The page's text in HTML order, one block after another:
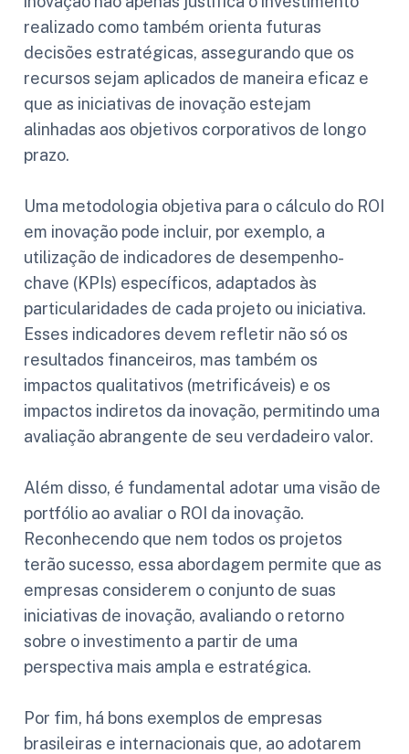
realizado como também orienta futuras
decisões estratégicas, assegurando que os
recursos sejam aplicados de maneira eficaz e
que as iniciativas de inovação estejam
alinhadas aos objetivos corporativos de longo
prazo.
Uma metodologia objetiva para o cálculo do ROI
em inovação pode incluir, por exemplo, a
utilização de indicadores de desempenho-
chave (KPIs) específicos, adaptados às
particularidades de cada projeto ou iniciativa.
Esses indicadores devem refletir não só os
resultados financeiros, mas também os
impactos qualitativos (metrificáveis) e os
impactos indiretos da inovação, permitindo uma
avaliação abrangente de seu verdadeiro valor.
Além disso, é fundamental adotar uma visão de
portfólio ao avaliar o ROI da inovação.
Reconhecendo que nem todos os projetos
terão sucesso, essa abordagem permite que as
empresas considerem o conjunto de suas
iniciativas de inovação, avaliando o retorno
sobre o investimento a partir de uma
perspectiva mais ampla e estratégica.
Por fim, há bons exemplos de empresas
brasileiras e internacionais que, ao adotarem